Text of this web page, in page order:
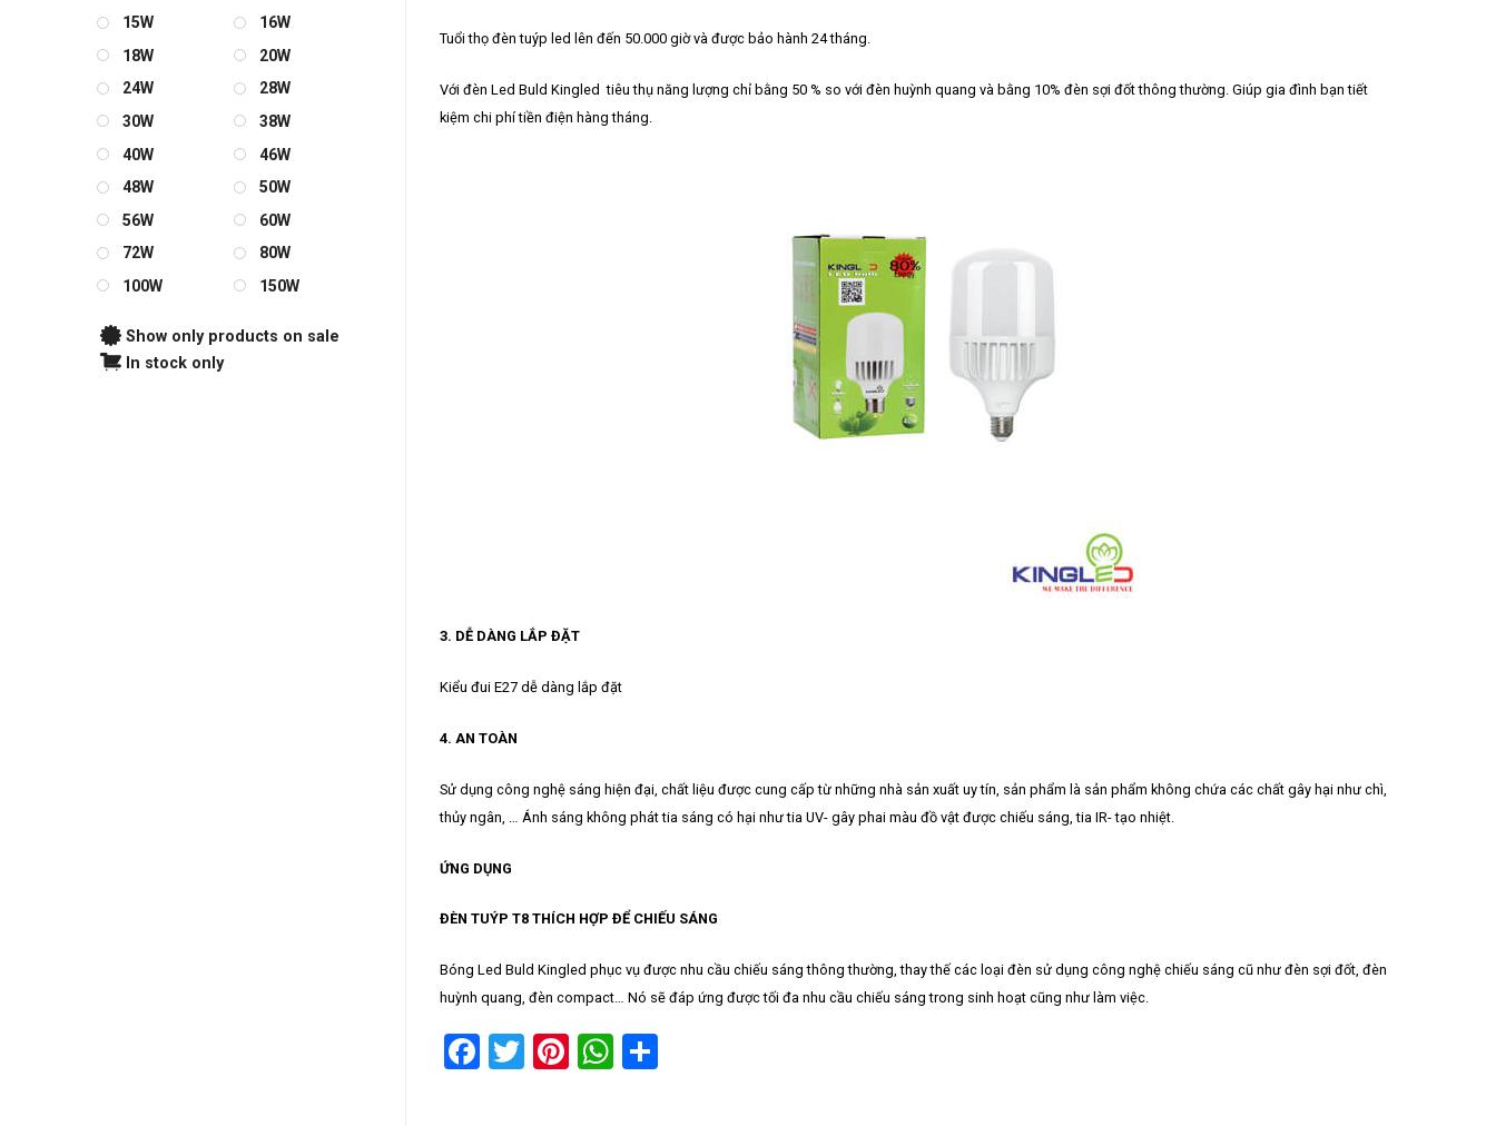
Tuổi thọ đèn tuýp led lên đến 50.000 giờ và được bảo hành 24 tháng.
Với đèn Led Buld Kingled tiêu thụ năng lượng chỉ bằng 50 % so với đèn huỳnh quang và bằng 10% đèn sợi đốt thông thường. Giúp gia đình bạn tiết
kiệm chi phí tiền điện hàng tháng.
3. DỄ DÀNG LẮP ĐẶT
Kiểu đui E27 dễ dàng lắp đặt
4. AN TOÀN
Sử dụng công nghệ sáng hiện đại, chất liệu được cung cấp từ những nhà sản xuất uy tín, sản phẩm là sản phẩm không chứa các chất gây hại như chì,
thủy ngân, … Ánh sáng không phát tia sáng có hại như tia UV- gây phai màu đồ vật được chiếu sáng, tia IR- tạo nhiệt.
ỨNG DỤNG
ĐÈN TUÝP T8 THÍCH HỢP ĐỂ CHIẾU SÁNG
Bóng Led Buld Kingled phục vụ được nhu cầu chiếu sáng thông thường, thay thế các loại đèn sử dụng công nghệ chiếu sáng cũ như đèn sợi đốt, đèn
huỳnh quang, đèn compact… Nó sẽ đáp ứng được tối đa nhu cầu chiếu sáng trong sinh hoạt cũng như làm việc.
Facebook
Twitter
Pinterest
WhatsApp
Share
15W
16W
18W
20W
24W
28W
30W
38W
40W
46W
48W
50W
56W
60W
72W
80W
100W
150W
Show only products on sale
In stock only